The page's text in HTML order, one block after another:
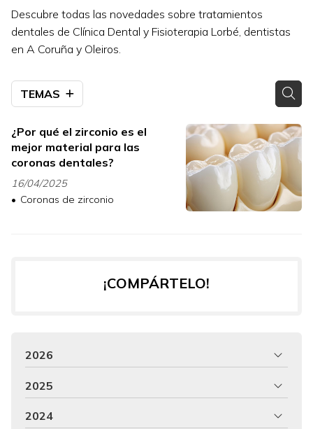
Descubre todas las novedades sobre tratamientos
dentales de Clínica Dental y Fisioterapia Lorbé, dentistas
en A Coruña y Oleiros.
TEMAS
¿Por qué el zirconio es el
mejor material para las
coronas dentales?
16/04/2025
Coronas de zirconio
¡COMPÁRTELO!
2026
2025
2024